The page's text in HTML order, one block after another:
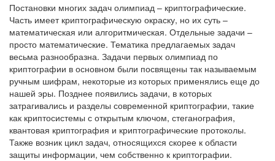
Постановки многих задач олимпиад – криптографические.
Часть имеет криптографическую окраску, но их суть –
математическая или алгоритмическая. Отдельные задачи –
просто математические. Тематика предлагаемых задач
весьма разнообразна. Задачи первых олимпиад по
криптографии в основном были посвящены так называемым
ручным шифрам, некоторые из которых применялись еще до
нашей эры. Позднее появились задачи, в которых
затрагивались и разделы современной криптографии, такие
как криптосистемы с открытым ключом, стеганография,
квантовая криптография и криптографические протоколы.
Также возник цикл задач, относящихся скорее к области
защиты информации, чем собственно к криптографии.